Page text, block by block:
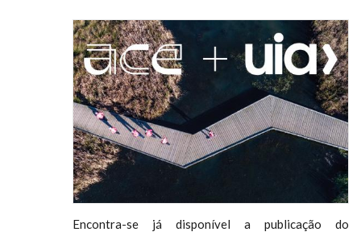
Encontra-se já disponível a publicação do